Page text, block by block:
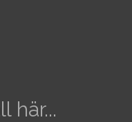
här...